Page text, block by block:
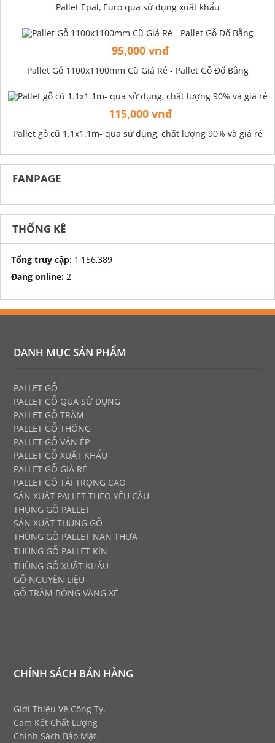
Pallet Epal, Euro qua sử dụng xuất khẩu
95,000 vnđ
Pallet Gỗ 1100x1100mm Cũ Giá Rẻ - Pallet Gỗ Đố Bằng
115,000 vnđ
Pallet gỗ cũ 1.1x1.1m- qua sử dụng, chất lượng 90% và giá rẻ
FANPAGE
THỐNG KÊ
Tổng truy cập: 1,156,389
Đang online: 2
DANH MỤC SẢN PHẨM
PALLET GỖ
PALLET GỖ QUA SỬ DỤNG
PALLET GỖ TRÀM
PALLET GỖ THÔNG
PALLET GỖ VÁN ÉP
PALLET GỖ XUẤT KHẨU
PALLET GỖ GIÁ RẺ
PALLET GỖ TẢI TRỌNG CAO
SẢN XUẤT PALLET THEO YÊU CẦU
THÙNG GỖ PALLET
SẢN XUẤT THÙNG GỖ
THÙNG GỖ PALLET NAN THƯA
THÙNG GỖ PALLET KÍN
THÙNG GỖ XUẤT KHẨU
GỖ NGUYÊN LIỆU
GỖ TRÀM BÔNG VÀNG XẺ
CHÍNH SÁCH BÁN HÀNG
Giới Thiệu Về Công Ty.
Cam Kết Chất Lượng
Chính Sách Bảo Mật